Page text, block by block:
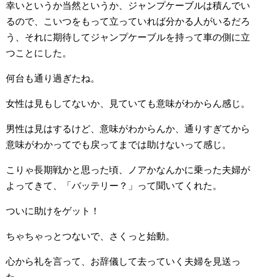
幸いというか当然というか、ジャンプケーブルは積んでい
るので、こいつをもって立っていれば分かる人がいるだろ
う、それに期待してジャンプケーブルを持って車の側に立
つことにした。
何台も通り過ぎたね。
女性は見もしてないか、見ていても意味がわからん感じ。
男性は見はするけど、意味がわからんか、通りすぎてから
意味がわかってでも戻ってまでは助けないって感じ。
こりゃ長期戦かと思った頃、ノアかなんかに乗った夫婦が
よってきて、「バッテリー？」って聞いてくれた。
ついに助けをゲット！
ちゃちゃっとつないで、さくっと始動。
心から礼を言って、お辞儀して去っていく夫婦を見送っ